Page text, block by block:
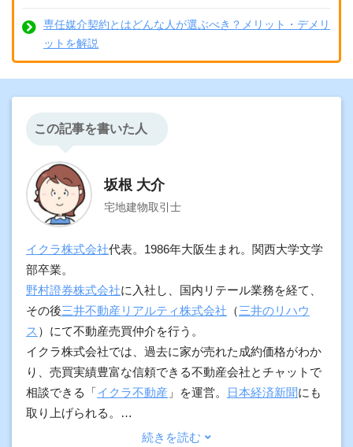
専任媒介契約とはどんな人が選ぶべき？メリット・デメリ
ットを解説
この記事を書いた人
坂根 大介
宅地建物取引士
イクラ株式会社代表。1986年大阪生まれ。関西大学文学
部卒業。
野村證券株式会社に入社し、国内リテール業務を経て、
その後三井不動産リアルティ株式会社 （三井のリハウ
ス ）にて不動産売買仲介を行う。
イクラ株式会社では、過去に家が売れた成約価格がわか
り、売買実績豊富な信頼できる不動産会社とチャットで
相談できる「イクラ不動産 」を運営。 日本経済新聞にも
取り上げられる。
加えて、契約実務や物件調査の経験をもとに、プロ向け